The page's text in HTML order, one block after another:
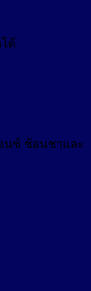
ด้
นซ์ ช้อนชาและ